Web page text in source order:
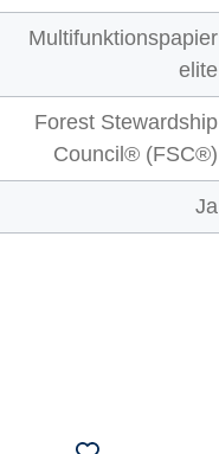
Multifunktionspapier
elite
Forest Stewardship
Council® (FSC®)
Ja